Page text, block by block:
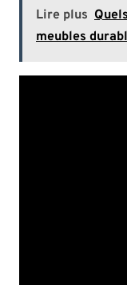
Lire plus
meubles